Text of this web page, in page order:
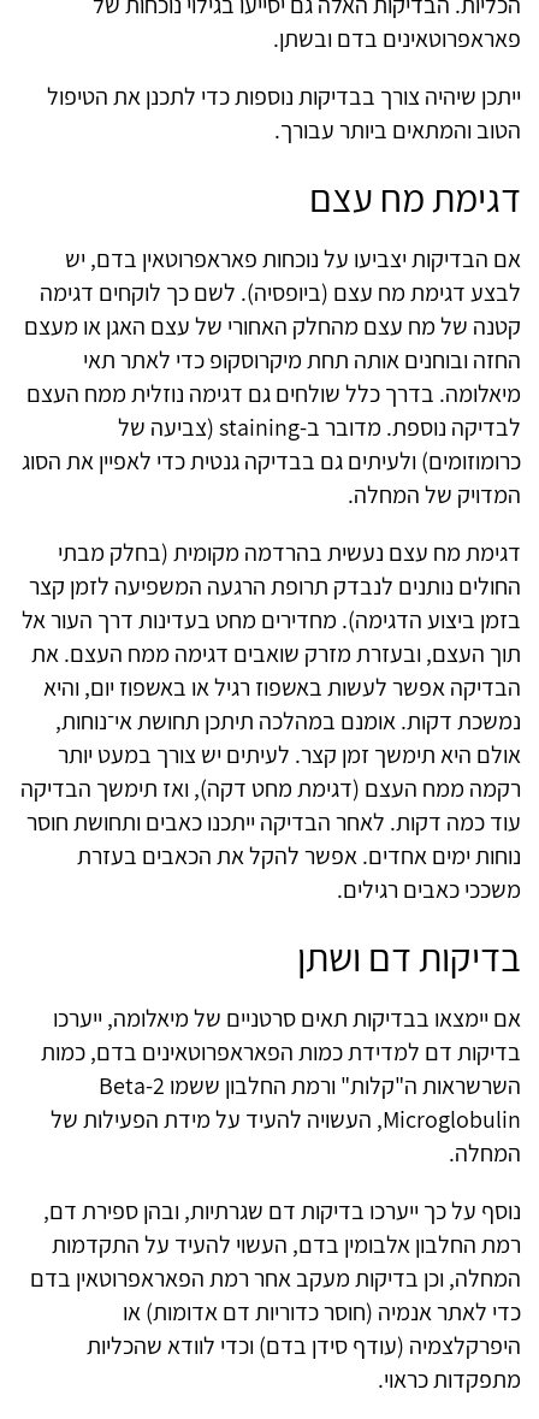
פאראפרוטאינים בדם ובשתן.
ייתכן שיהיה צורך בבדיקות נוספות כדי לתכנן את הטיפול
הטוב והמתאים ביותר עבורך.
דגימת מח עצם
אם הבדיקות יצביעו על נוכחות פאראפרוטאין בדם, יש
לבצע דגימת מח עצם (ביופסיה). לשם כך לוקחים דגימה
קטנה של מח עצם מהחלק האחורי של עצם האגן או מעצם
החזה ובוחנים אותה תחת מיקרוסקופ כדי לאתר תאי
מיאלומה. בדרך כלל שולחים גם דגימה נוזלית ממח העצם
לבדיקה נוספת. מדובר ב-staining (צביעה של
כרומוזומים) ולעיתים גם בבדיקה גנטית כדי לאפיין את הסוג
המדויק של המחלה.
דגימת מח עצם נעשית בהרדמה מקומית (בחלק מבתי
החולים נותנים לנבדק תרופת הרגעה המשפיעה לזמן קצר
בזמן ביצוע הדגימה). מחדירים מחט בעדינות דרך העור אל
תוך העצם, ובעזרת מזרק שואבים דגימה ממח העצם. את
הבדיקה אפשר לעשות באשפוז רגיל או באשפוז יום, והיא
נמשכת דקות. אומנם במהלכה תיתכן תחושת אי־נוחות,
אולם היא תימשך זמן קצר. לעיתים יש צורך במעט יותר
רקמה ממח העצם (דגימת מחט דקה), ואז תימשך הבדיקה
עוד כמה דקות. לאחר הבדיקה ייתכנו כאבים ותחושת חוסר
נוחות ימים אחדים. אפשר להקל את הכאבים בעזרת
משככי כאבים רגילים.
בדיקות דם ושתן
אם יימצאו בבדיקות תאים סרטניים של מיאלומה, ייערכו
בדיקות דם למדידת כמות הפאראפרוטאינים בדם, כמות
השרשראות ה"קלות" ורמת החלבון ששמו Beta-2
Microglobulin, העשויה להעיד על מידת הפעילות של
המחלה.
נוסף על כך ייערכו בדיקות דם שגרתיות, ובהן ספירת דם,
רמת החלבון אלבומין בדם, העשוי להעיד על התקדמות
המחלה, וכן בדיקות מעקב אחר רמת הפאראפרוטאין בדם
כדי לאתר אנמיה (חוסר כדוריות דם אדומות) או
היפרקלצמיה (עודף סידן בדם) וכדי לוודא שהכליות
מתפקדות כראוי.